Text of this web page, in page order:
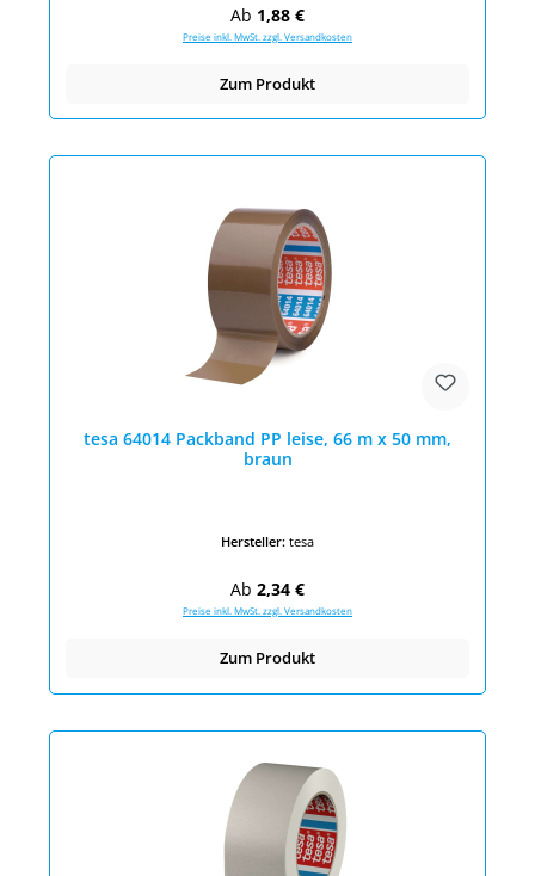
Regulärer Preis:
Ab 1,88 €
Preise inkl. MwSt. zzgl. Versandkosten
Zum Produkt
tesa 64014 Packband PP leise, 66 m x 50 mm,
braun
Hersteller: tesa
Regulärer Preis:
Ab 2,34 €
Preise inkl. MwSt. zzgl. Versandkosten
Zum Produkt